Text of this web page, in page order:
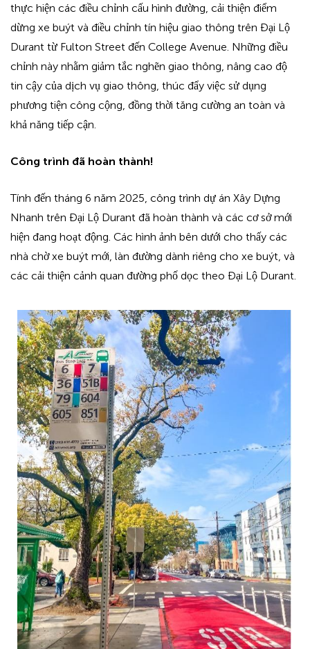
thực hiện các điều chỉnh cấu hình đường, cải thiện điểm
dừng xe buýt và điều chỉnh tín hiệu giao thông trên Đại Lộ
Durant từ Fulton Street đến College Avenue. Những điều
chỉnh này nhằm giảm tắc nghẽn giao thông, nâng cao độ
tin cậy của dịch vụ giao thông, thúc đẩy việc sử dụng
phương tiện công cộng, đồng thời tăng cường an toàn và
khả năng tiếp cận.
Công trình đã hoàn thành!
Tính đến tháng 6 năm 2025, công trình dự án Xây Dựng
Nhanh trên Đại Lộ Durant đã hoàn thành và các cơ sở mới
hiện đang hoạt động. Các hình ảnh bên dưới cho thấy các
nhà chờ xe buýt mới, làn đường dành riêng cho xe buýt, và
các cải thiện cảnh quan đường phố dọc theo Đại Lộ Durant.